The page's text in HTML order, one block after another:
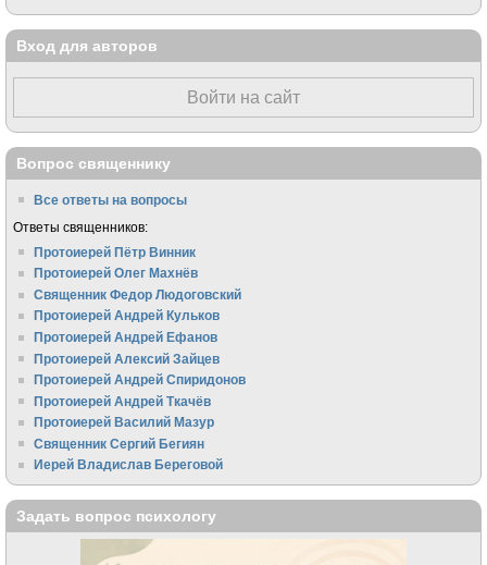
Вход для авторов
Войти на сайт
Вопрос священнику
Все ответы на вопросы
Ответы священников:
Протоиерей Пётр Винник
Протоиерей Олег Махнёв
Священник Федор Людоговский
Протоиерей Андрей Кульков
Протоиерей Андрей Ефанов
Протоиерей Алексий Зайцев
Протоиерей Андрей Спиридонов
Протоиерей Андрей Ткачёв
Протоиерей Василий Мазур
Священник Сергий Бегиян
Иерей Владислав Береговой
Задать вопрос психологу